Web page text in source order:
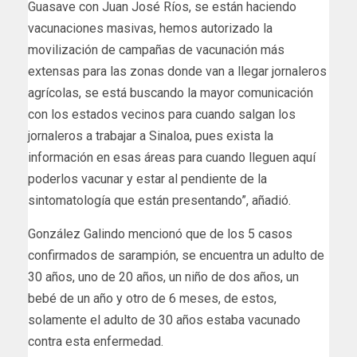
Guasave con Juan José Ríos, se están haciendo
vacunaciones masivas, hemos autorizado la
movilización de campañas de vacunación más
extensas para las zonas donde van a llegar jornaleros
agrícolas, se está buscando la mayor comunicación
con los estados vecinos para cuando salgan los
jornaleros a trabajar a Sinaloa, pues exista la
información en esas áreas para cuando lleguen aquí
poderlos vacunar y estar al pendiente de la
sintomatología que están presentando”, añadió.
González Galindo mencionó que de los 5 casos
confirmados de sarampión, se encuentra un adulto de
30 años, uno de 20 años, un niño de dos años, un
bebé de un año y otro de 6 meses, de estos,
solamente el adulto de 30 años estaba vacunado
contra esta enfermedad.